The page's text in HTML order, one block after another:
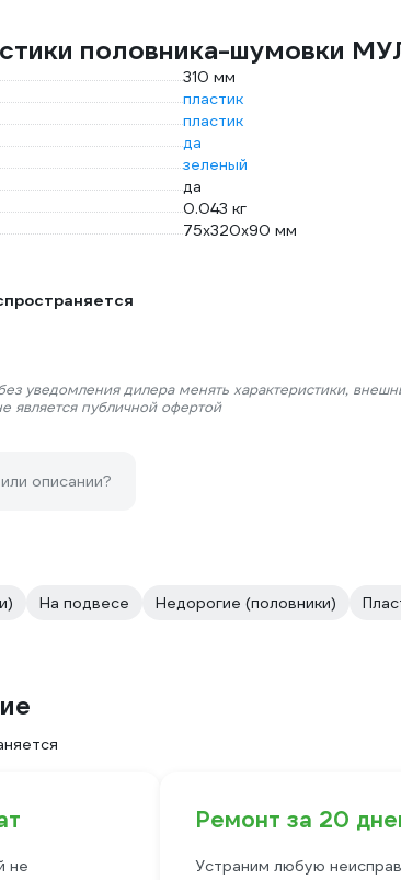
половника-шумовки
310 мм
пластик
пластик
да
зеленый
да
0.043 кг
75x320x90 мм
уведомления дилера менять характеристики,
является публичной офертой
описании?
На подвесе Недорогие (половники)
не
Ремонт за 20
Устраним любую